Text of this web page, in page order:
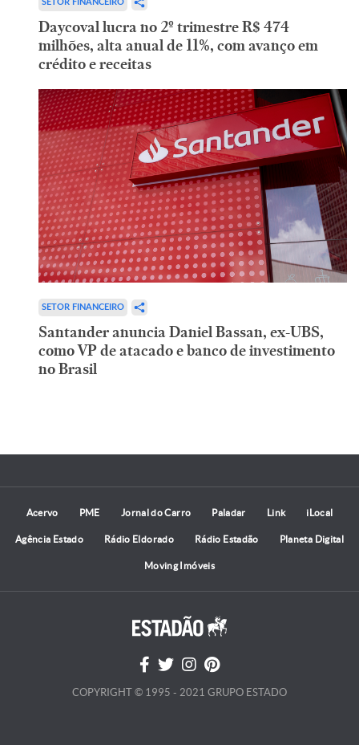
SETOR FINANCEIRO
Daycoval lucra no 2º trimestre R$ 474
milhões, alta anual de 11%, com avanço em
crédito e receitas
SETOR FINANCEIRO
Santander anuncia Daniel Bassan, ex-UBS,
como VP de atacado e banco de investimento
no Brasil
Acervo PME Jornal do Carro Paladar Link iLocal
Agência Estado Rádio Eldorado Rádio Estadão Planeta Digital
Moving Imóveis
COPYRIGHT © 1995 - 2021 GRUPO ESTADO